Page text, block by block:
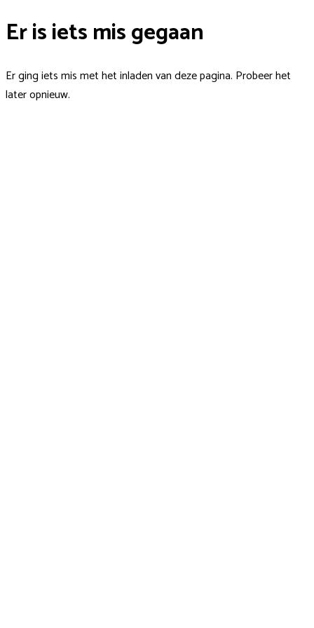
Er is iets mis gegaan
Er ging iets mis met het inladen van deze pagina. Probeer het
later opnieuw.